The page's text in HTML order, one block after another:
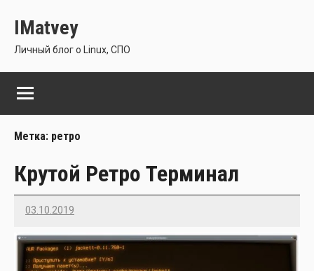
содержимому
IMatvey
Личный блог о Linux, СПО
Метка: ретро
Крутой Ретро Терминал
03.10.2019
Imatvey